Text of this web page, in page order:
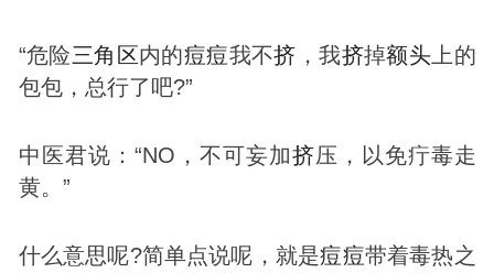
“危险三角区内的痘痘我不挤 ，我挤掉额头 上的
包包，总行了吧?”
中医君说：“NO，不可妄加挤压，以免疔毒走
黄。”
什么意思呢?简单点说呢，就是痘痘带着毒热之